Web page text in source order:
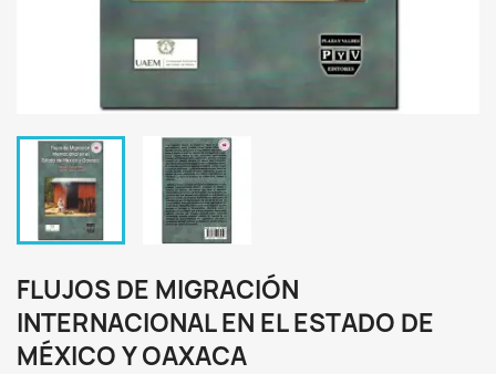
FLUJOS DE MIGRACIÓN
INTERNACIONAL EN EL ESTADO DE
MÉXICO Y OAXACA